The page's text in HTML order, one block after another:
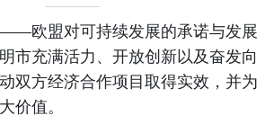
欧盟对可持续发展的承诺与发展
市充满活力、开放创新以及奋发向
双方经济合作项目取得实效，并为
价值。